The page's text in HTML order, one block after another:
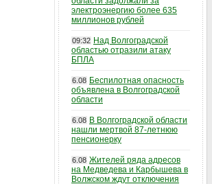
электроэнергию более 635
миллионов рублей
09:32 Над Волгоградской
областью отразили атаку
БПЛА
6.08 Беспилотная опасность
объявлена в Волгоградской
области
6.08 В Волгоградской области
нашли мертвой 87-летнюю
пенсионерку
6.08 Жителей ряда адресов
на Медведева и Карбышева в
Волжском ждут отключения